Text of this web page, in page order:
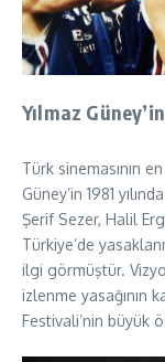
Yılmaz
Türk sinemasının
Güney’in 1981
Şerif Sezer, Halil
Türkiye’de
ilgi görmüştür.
izlenme yasağının
Festivali’nin büyük